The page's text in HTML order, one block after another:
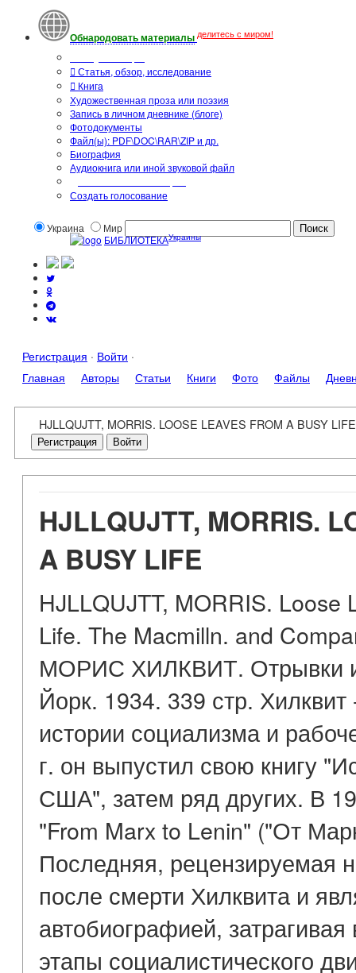
Обнародовать материалы делитесь с миром!
Статья, обзор, исследование
Книга
Художественная проза или поэзия
Запись в личном дневнике (блоге)
Фотодокументы
Файл(ы): PDF\DOC\RAR\ZIP и др.
Биография
Аудиокнига или иной звуковой файл
Создать голосование
Украина
Мир
БИБЛИОТЕКАУкраины
Регистрация · Войти ·
Главная Авторы Статьи Книги Фото Файлы
HJLLQUJTT, MORRIS. LOOSE LEAVES FROM A BUSY LIFE
Регистрация Войти
HJLLQUJTT, MORRIS.
A BUSY LIFE
HJLLQUJTT, MORRIS. Loose
Life. The Macmilln. and
МОРИС ХИЛКВИТ. Отрывки
Йорк. 1934. 339 стр. Хилквит
истории социализма и
г. он выпустил свою книгу
США", затем ряд других. В
"From Marx to Lenin" ("От
Последняя, рецензируемая
после смерти Хилквита и
автобиографией,
этапы социалистического